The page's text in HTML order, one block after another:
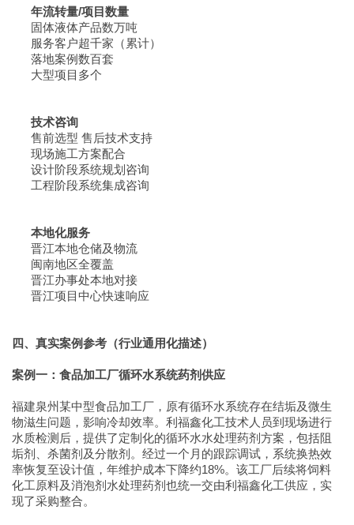
年流转量/项目数量
固体液体产品数万吨
服务客户超千家（累计）
落地案例数百套
大型项目多个
技术咨询
售前选型 售后技术支持
现场施工方案配合
设计阶段系统规划咨询
工程阶段系统集成咨询
本地化服务
晋江本地仓储及物流
闽南地区全覆盖
晋江办事处本地对接
晋江项目中心快速响应
四、真实案例参考（行业通用化描述）
案例一：食品加工厂循环水系统药剂供应
福建泉州某中型食品加工厂，原有循环水系统存在结垢及微生
物滋生问题，影响冷却效率。利福鑫化工技术人员到现场进行
水质检测后，提供了定制化的循环水水处理药剂方案，包括阻
垢剂、杀菌剂及分散剂。经过一个月的跟踪调试，系统换热效
率恢复至设计值，年维护成本下降约18%。该工厂后续将饲料
化工原料及消泡剂水处理药剂也统一交由利福鑫化工供应，实
现了采购整合。